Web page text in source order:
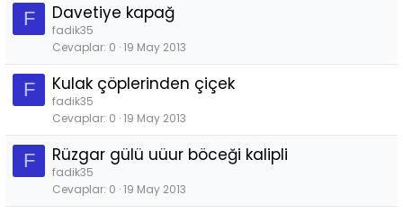
F Davetiye kapağ
fadik35
Cevaplar 0 19 May 2013
F Kulak çöplerinden çiçek
fadik35
Cevaplar 0 19 May 2013
F Rüzgar gülü uüur böceği kalipli
fadik35
Cevaplar 0 19 May 2013